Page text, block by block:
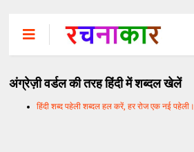
अंग्रेज़ी वर्डल की तरह हिंदी में शब्दल खेलें
हिंदी शब्द पहेली शब्दल हल करें, हर रोज एक नई पहेली।